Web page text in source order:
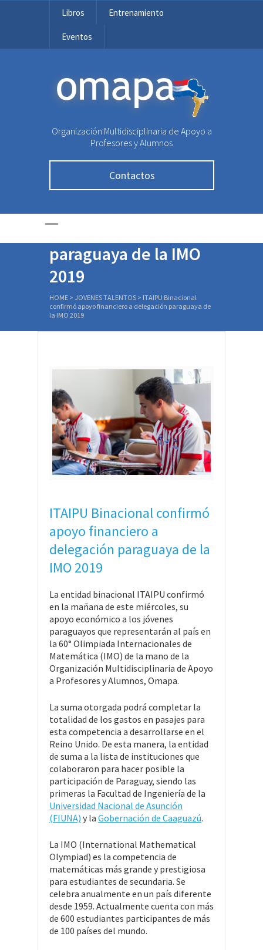
Libros Entrenamiento
Eventos
OMAPA
Organización Multidisciplinaria de Apoyo a
Profesores y Alumnos
Contactos
ITAIPU Binacional
confirmó apoyo
financiero a
delegación
paraguaya de la IMO
2019
HOME > JOVENES TALENTOS > ITAIPU Binacional
confirmó apoyo financiero a delegación paraguaya de
la IMO 2019
ITAIPU Binacional confirmó
apoyo financiero a
delegación paraguaya de la
IMO 2019
La entidad binacional ITAIPU confirmó
en la mañana de este miércoles, su
apoyo económico a los jóvenes
paraguayos que representarán al país en
la 60° Olimpiada Internacionales de
Matemática (IMO) de la mano de la
Organización Multidisciplinaria de Apoyo
a Profesores y Alumnos, Omapa.
La suma otorgada podrá completar la
totalidad de los gastos en pasajes para
esta competencia a desarrollarse en el
Reino Unido. De esta manera, la entidad
de suma a la lista de instituciones que
colaboraron para hacer posible la
participación de Paraguay, siendo las
primeras la Facultad de Ingeniería de la
Universidad Nacional de Asunción
(FIUNA) y la Gobernación de Caaguazú.
La IMO (International Mathematical
Olympiad) es la competencia de
matemáticas más grande y prestigiosa
para estudiantes de secundaria. Se
celebra anualmente en un país diferente
desde 1959. Actualmente cuenta con más
de 600 estudiantes participantes de más
de 100 países del mundo.